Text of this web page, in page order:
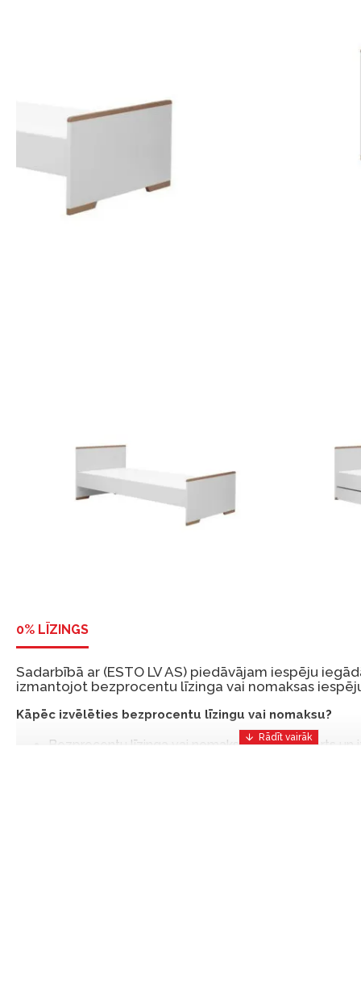
0% LĪZINGS
Sadarbībā ar (ESTO LV AS) piedāvājam iespēju
izmantojot bezprocentu līzinga vai nomaksas
Kāpēc izvēlēties bezprocentu līzingu vai nomaksu?
Bezprocentu līzinga vai nomaksas iespēja ir ērts un